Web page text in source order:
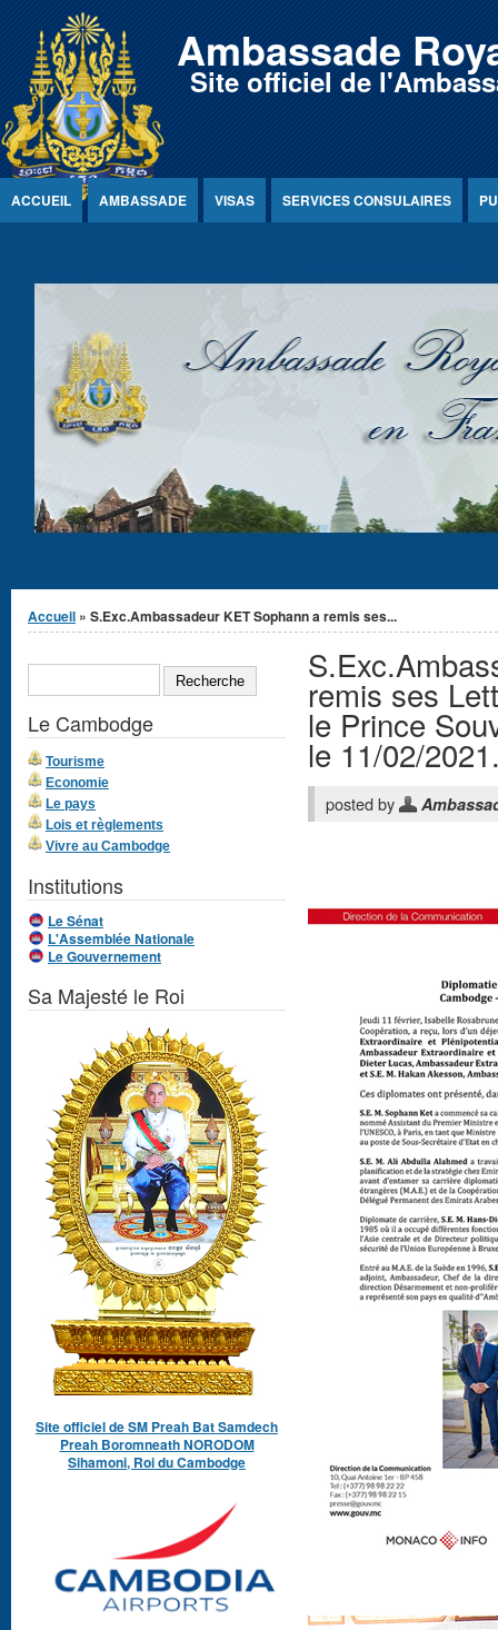
Jump to Content Ambassade
Site officiel de
ACCUEIL AMBASSADE VISAS SERVICES CONSULAIRES
Vous êtes ici
Accueil » S.Exc.Ambassadeur KET Sophann a remis ses...
remis ses
le Prince
le 11/02/
posted by
Formulaire de
recherche
Le Cambodge
Tourisme
Economie
Le pays
Lois et règlements
Vivre au Cambodge
Institutions
Le Sénat
L'Assemblée Nationale
Le Gouvernement
Sa Majesté le Roi
Site officiel de SM Preah Bat Samdech
Preah Boromneath NORODOM
Sihamoni, Roi du Cambodge